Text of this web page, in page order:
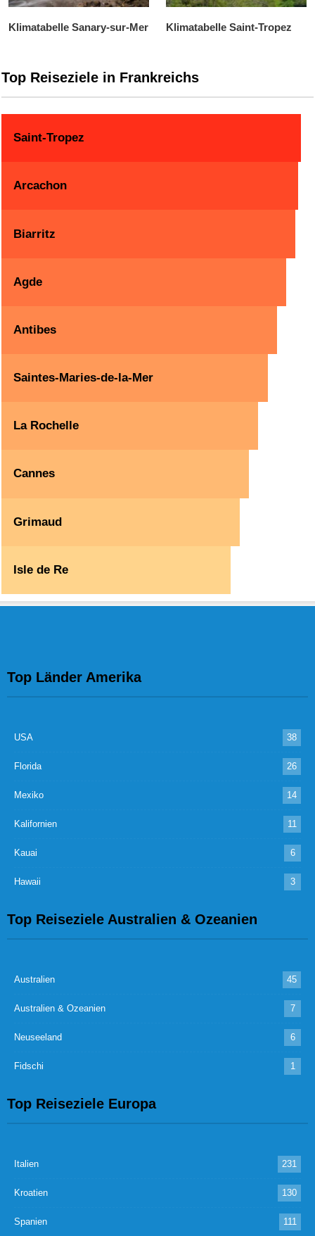
Klimatabelle Sanary-sur-Mer Klimatabelle Saint-Tropez
Top Reiseziele in Frankreichs
Saint-Tropez
Arcachon
Biarritz
Agde
Antibes
Saintes-Maries-de-la-Mer
La Rochelle
Cannes
Grimaud
Isle de Re
Top Länder Amerika
USA 38
Florida 26
Mexiko 14
Kalifornien 11
Kauai 6
Hawaii 3
Top Reiseziele Australien & Ozeanien
Australien 45
Australien & Ozeanien 7
Neuseeland 6
Fidschi 1
Top Reiseziele Europa
Italien 231
Kroatien 130
Spanien 111